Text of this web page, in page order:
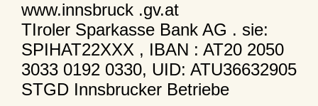
www.innsbruck .gv.at
TIroler Sparkasse Bank AG . sie:
SPIHAT22XXX , IBAN : AT20 2050
3033 0192 0330, UID: ATU36632905
STGD Innsbrucker Betriebe